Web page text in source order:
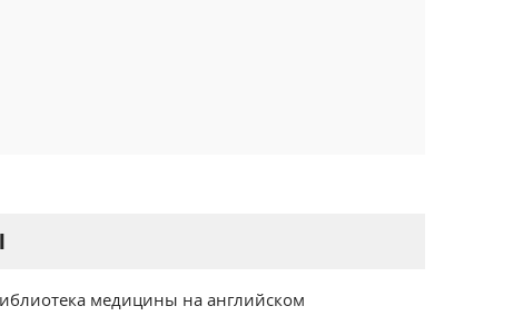
медицины на английском